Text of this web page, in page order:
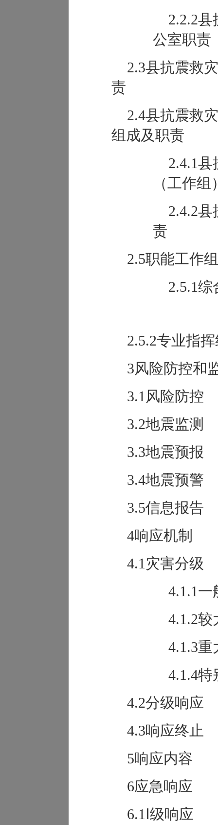
2.2.2
公室职责
2.3县抗震救
责
2.4县抗震救
组成及职责
2.4.1
（工作
2.4.2
责
2.5职能工作
2.5.1
2.5.2专业指
3风险防控和
3.1风险防控
3.2地震监测
3.3地震预报
3.4地震预警
3.5信息报告
4响应机制
4.1灾害分级
4.1.1
4.1.2
4.1.3
4.1.4
4.2分级响应
4.3响应终止
5响应内容
6应急响应
6.1Ⅰ级响应